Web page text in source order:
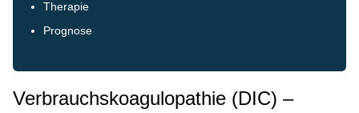
Therapie
Prognose
Verbrauchskoagulopathie (DIC) –